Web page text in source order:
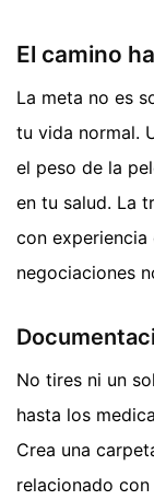
El camino
La meta no es
tu vida normal.
el peso de la
en tu salud. La
con experiencia
negociaciones
No tires ni un
hasta los
Crea una
relacionado